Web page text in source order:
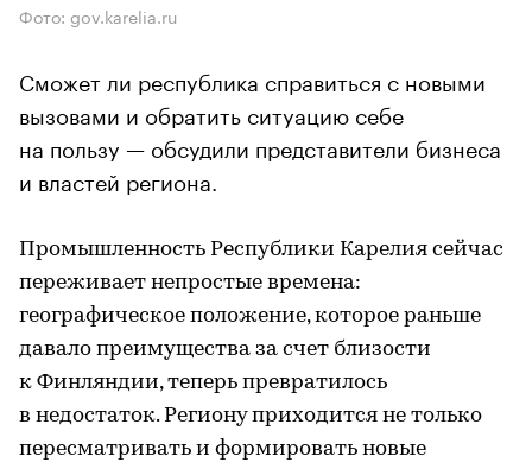
Фото: gov.karelia.ru
Сможет ли республика справиться с новыми
вызовами и обратить ситуацию себе
на пользу — обсудили представители бизнеса
и властей региона.
Промышленность Республики Карелия сейчас
переживает непростые времена:
географическое положение, которое раньше
давало преимущества за счет близости
к Финляндии, теперь превратилось
в недостаток. Региону приходится не только
пересматривать и формировать новые